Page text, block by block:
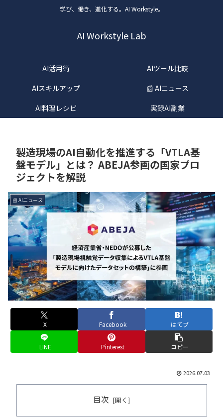
学び、働き、進化する。AI Workstyle。
AI Workstyle Lab
AI活用術
AIツール比較
AIスキルアップ
📰 AIニュース
AI料理レシピ
実録AI副業
製造現場のAI自動化を推進する「VTLA基
盤モデル」とは？ ABEJA参画の国家プロ
ジェクトを解説
📰 AIニュース
X Facebook はてブ
LINE Pinterest コピー
2026.07.03
目次